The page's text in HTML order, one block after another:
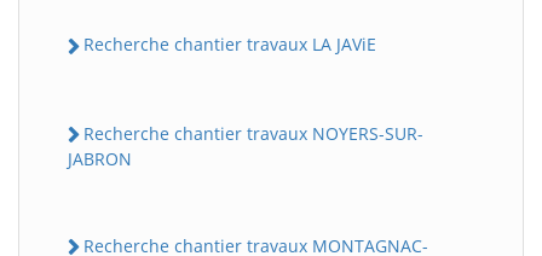
Recherche chantier travaux LA JAViE
Recherche chantier travaux NOYERS-SUR-
JABRON
Recherche chantier travaux MONTAGNAC-